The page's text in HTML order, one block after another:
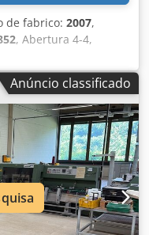
de fabrico: 2007,
, Abertura 4-4,
Sistema de
para processamento
de caderneta
hora, Velocidade
tamanhos máximos de
120 mm (4-3/4"),
510 mm (20-1/8"),
(3-1/8") largura
8"), espessura máxima
para abertura
alto ou folio baixo,
Anúncio classificado